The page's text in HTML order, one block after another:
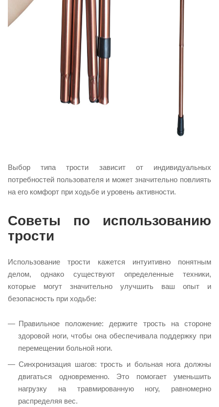
Выбор типа трости зависит от индивидуальных
потребностей пользователя и может значительно повлиять
на его комфорт при ходьбе и уровень активности.
Советы по использованию
трости
Использование трости кажется интуитивно понятным
делом, однако существуют определенные техники,
которые могут значительно улучшить ваш опыт и
безопасность при ходьбе:
Правильное положение: держите трость на стороне
здоровой ноги, чтобы она обеспечивала поддержку при
перемещении больной ноги.
Синхронизация шагов: трость и больная нога должны
двигаться одновременно. Это помогает уменьшить
нагрузку на травмированную ногу, равномерно
распределяя вес.